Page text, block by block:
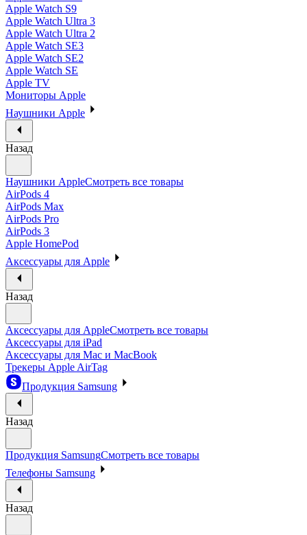
Apple Watch S9
Apple Watch Ultra 3
Apple Watch Ultra 2
Apple Watch SE3
Apple Watch SE2
Apple Watch SE
Apple TV
Мониторы Apple
Наушники Apple
Назад
Наушники AppleСмотреть все товары
AirPods 4
AirPods Max
AirPods Pro
AirPods 3
Apple HomePod
Аксессуары для Apple
Назад
Аксессуары для AppleСмотреть все товары
Аксессуары для iPad
Аксессуары для Mac и MacBook
Трекеры Apple AirTag
Продукция Samsung
Назад
Продукция SamsungСмотреть все товары
Телефоны Samsung
Назад